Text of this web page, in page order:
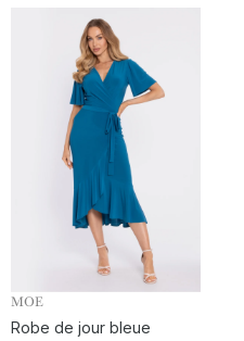
MOE
Robe de jour bleue